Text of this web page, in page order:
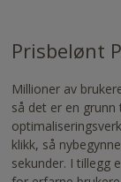
Prisbelønt
Millioner av
så det er en
klikk, så
sekunder. I tillegg